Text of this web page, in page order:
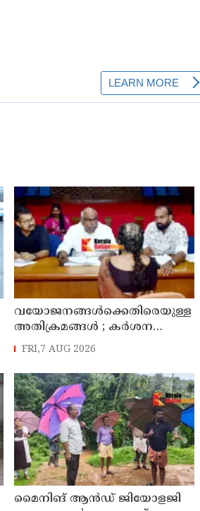
വയോജനങ്ങൾക്കെതിരെയുള്ള
അതിക്രമങ്ങൾ ; കർശന
നടപടി സ്വീകരിക്കുമെന്ന്
FRI,7 AUG 2026
മൈനിങ് ആൻഡ്​ ജിയോളജി